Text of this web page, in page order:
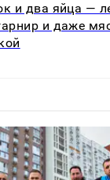
и два яйца —
и даже